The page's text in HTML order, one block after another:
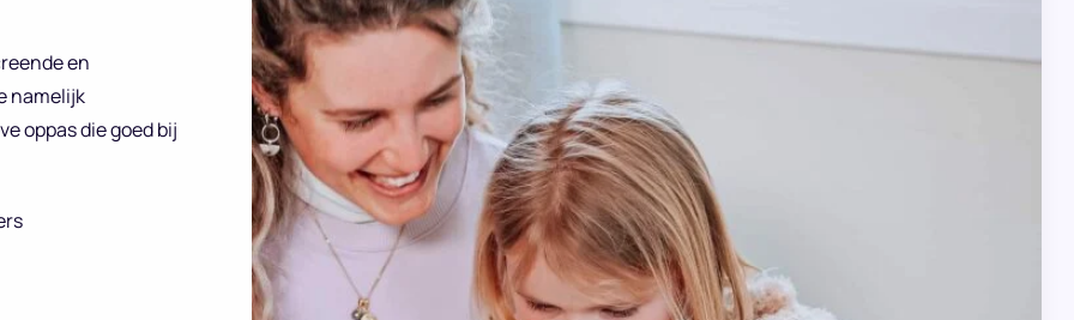
en
namelijk
oppas die goed bij